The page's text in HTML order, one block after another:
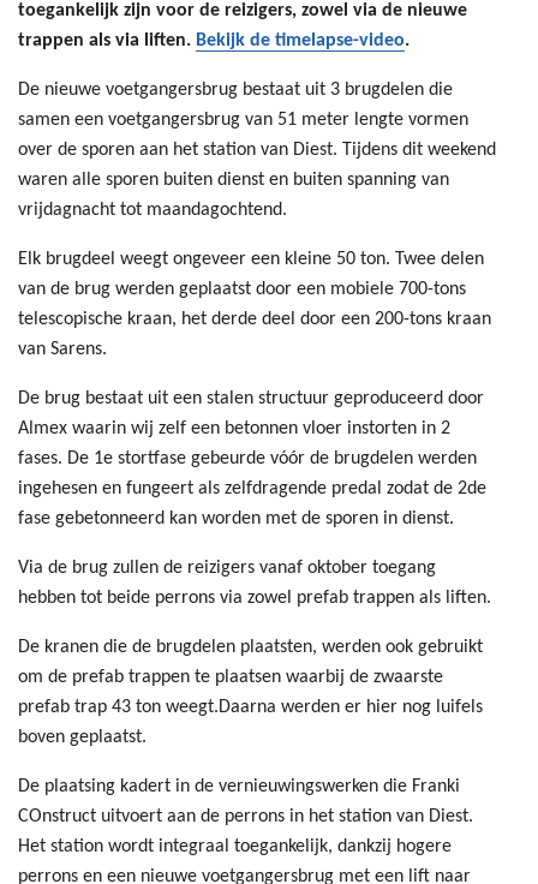
toegankelijk zijn voor de reizigers, zowel via de nieuwe
trappen als via liften. Bekijk de timelapse-video.
De nieuwe voetgangersbrug bestaat uit 3 brugdelen die
samen een voetgangersbrug van 51 meter lengte vormen
over de sporen aan het station van Diest. Tijdens dit weekend
waren alle sporen buiten dienst en buiten spanning van
vrijdagnacht tot maandagochtend.
Elk brugdeel weegt ongeveer een kleine 50 ton. Twee delen
van de brug werden geplaatst door een mobiele 700-tons
telescopische kraan, het derde deel door een 200-tons kraan
van Sarens.
De brug bestaat uit een stalen structuur geproduceerd door
Almex waarin wij zelf een betonnen vloer instorten in 2
fases. De 1e stortfase gebeurde vóór de brugdelen werden
ingehesen en fungeert als zelfdragende predal zodat de 2de
fase gebetonneerd kan worden met de sporen in dienst.
Via de brug zullen de reizigers vanaf oktober toegang
hebben tot beide perrons via zowel prefab trappen als liften.
De kranen die de brugdelen plaatsten, werden ook gebruikt
om de prefab trappen te plaatsen waarbij de zwaarste
prefab trap 43 ton weegt.Daarna werden er hier nog luifels
boven geplaatst.
De plaatsing kadert in de vernieuwingswerken die Franki
COnstruct uitvoert aan de perrons in het station van Diest.
Het station wordt integraal toegankelijk, dankzij hogere
perrons en een nieuwe voetgangersbrug met een lift naar